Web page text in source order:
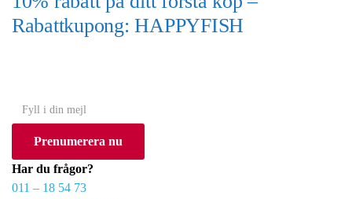
Rabattkupong: HAPPYFISH
o
r
Prenumerera nu
Har du frågor?
011 – 18 54 73